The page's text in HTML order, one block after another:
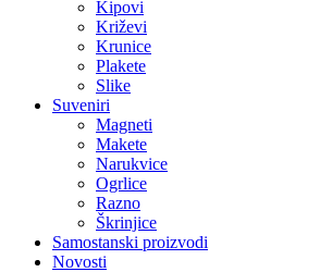
Kipovi
Križevi
Krunice
Plakete
Slike
Suveniri
Magneti
Makete
Narukvice
Ogrlice
Razno
Škrinjice
Samostanski proizvodi
Novosti